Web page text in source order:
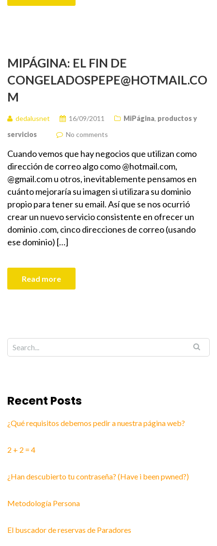
MIPÁGINA: EL FIN DE
CONGELADOSPEPE@HOTMAIL.CO
M
dedalusnet 16/09/2011 MiPágina, productos y
servicios
No comments
Cuando vemos que hay negocios que utilizan como
dirección de correo algo como @hotmail.com,
@gmail.com u otros, inevitablemente pensamos en
cuánto mejoraría su imagen si utilizara su dominio
propio para tener su email. Así que se nos ocurrió
crear un nuevo servicio consistente en ofrecer un
dominio .com, cinco direcciones de correo (usando
ese dominio) […]
Read more
Recent Posts
¿Qué requisitos debemos pedir a nuestra página web?
2 + 2 = 4
¿Han descubierto tu contraseña? (Have i been pwned?)
Metodología Persona
El buscador de reservas de Paradores